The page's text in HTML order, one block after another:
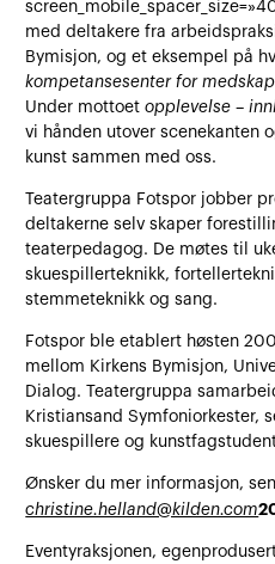
med deltakere fra
Bymisjon, og et eksempel på
kompetansesenter for
Under mottoetopplevelse –
vi hånden utover scenekanten
kunst sammen med oss.
Teatergruppa Fotspor jobber
deltakerne selv skaper
teaterpedagog. De møtes til
skuespillerteknikk,
stemmeteknikk og sang.
Fotspor ble etablert høsten
mellom Kirkens Bymisjon,
Dialog. Teatergruppa
Kristiansand Symfoniorkester,
skuespillere og
Ønsker du mer informasjon,
christine.helland@kilden.com
Eventyraksjonen,